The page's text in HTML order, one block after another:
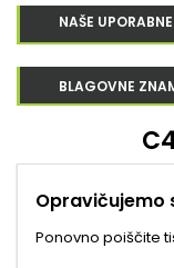
NAŠE
BLAGOVNE
Opravičujemo
Ponovno poiščite